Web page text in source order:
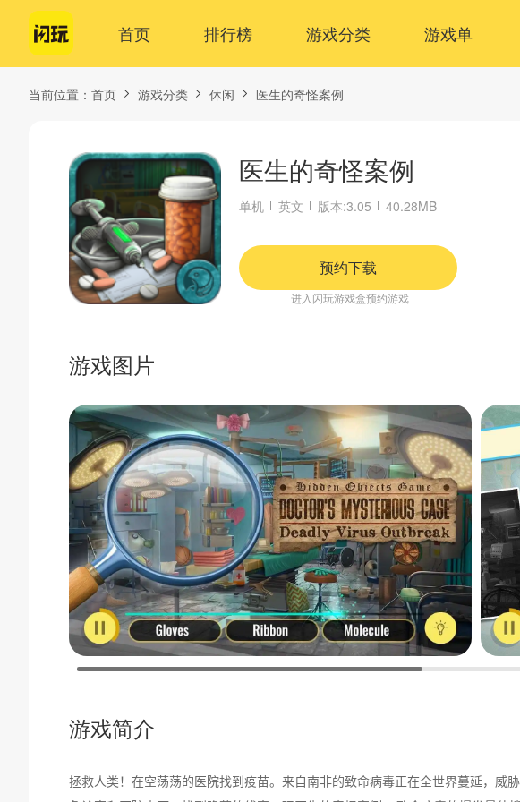
首页 排行榜 游戏分类 游戏单
当前位置： 首页 游戏分类 休闲 医生的奇怪案例
医生的奇怪案例
单机 英文 版本:3.05 40.28MB
预约下载
进入闪玩游戏盒预约游戏
游戏图片
游戏简介
拯救人类！在空荡荡的医院找到疫苗。来自南非的致命病毒正在全世界蔓延，威